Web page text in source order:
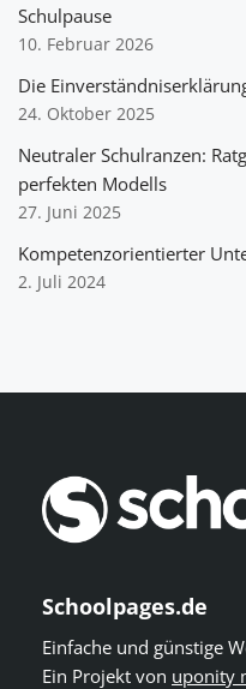
Schulpause
10. Februar 2026
Die
24. Oktober 2025
Neutraler Schulranzen:
perfekten Modells
27. Juni 2025
Kompetenzorientierter
2. Juli 2024
Schoolpages.de
Einfache und günstige
Ein Projekt von uponity